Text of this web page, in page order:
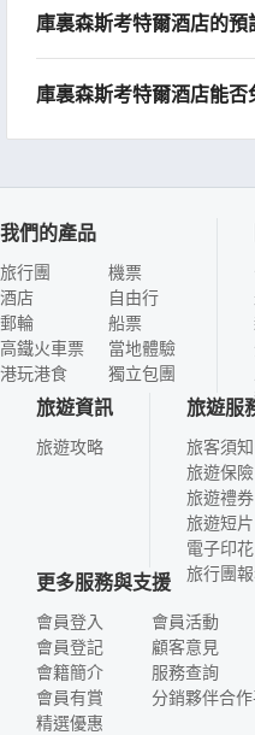
庫裏森斯考特爾酒店的預
庫裏森斯考特爾酒店能否
我們的產品
旅行團
酒店
郵輪
高鐵火車票
港玩港食
機票
自由行
船票
當地體驗
獨立包團
旅遊資訊
旅遊攻略
旅遊服
旅客須知
旅遊保險
旅遊禮券
旅遊短片
電子印花
旅行團
更多服務與支援
會員登入
會員登記
會籍簡介
會員有賞
精選優惠
會員活動
顧客意見
服務查詢
分銷夥伴合